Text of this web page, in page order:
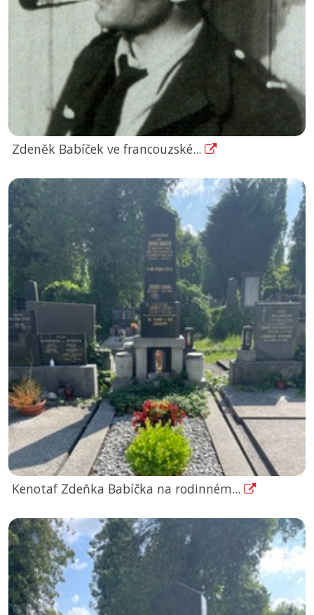
Zdeněk Babíček ve francouzské...
Kenotaf Zdeňka Babíčka na rodinném...